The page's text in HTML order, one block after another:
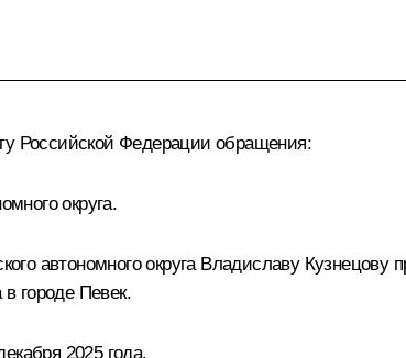
Российской Федерации обращения:
округа.
автономного округа Владиславу Кузнецову
городе Певек.
2025 года.